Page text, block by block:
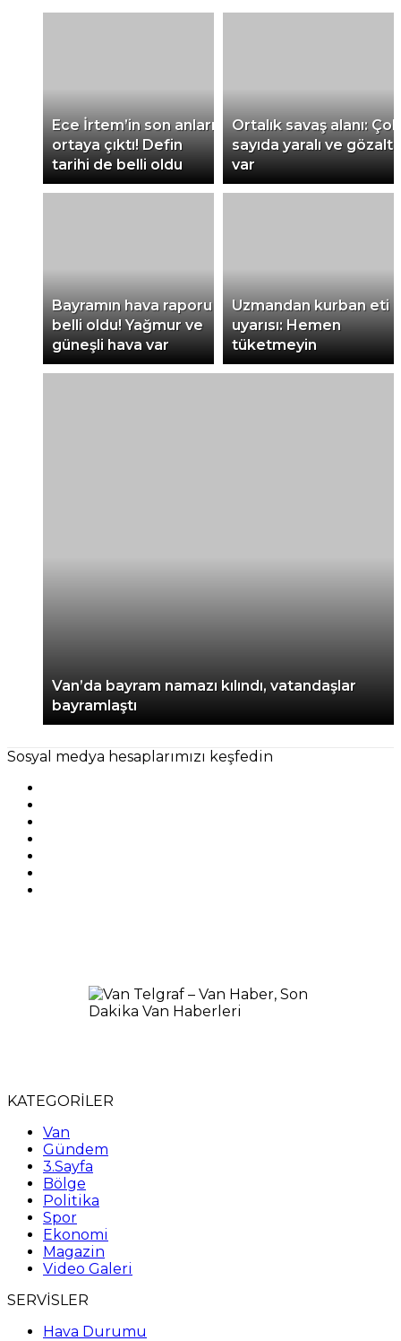
Ece İrtem’in son anları
ortaya çıktı! Defin
tarihi de belli oldu
Ortalık savaş alanı: Çok
sayıda yaralı ve gözaltı
var
Bayramın hava raporu
belli oldu! Yağmur ve
güneşli hava var
Uzmandan kurban eti
uyarısı: Hemen
tüketmeyin
Van’da bayram namazı kılındı, vatandaşlar
bayramlaştı
Sosyal medya hesaplarımızı keşfedin
KATEGORİLER
Van
Gündem
3.Sayfa
Bölge
Politika
Spor
Ekonomi
Magazin
Video Galeri
SERVİSLER
Hava Durumu